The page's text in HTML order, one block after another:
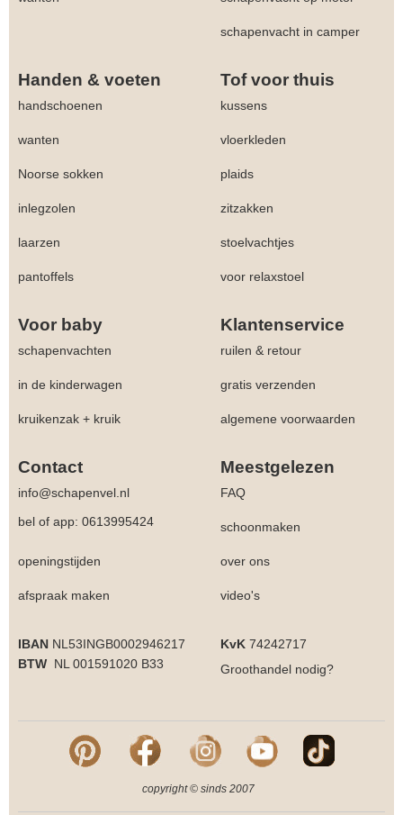
schapenvacht in camper
Handen & voeten Tof voor thuis
handschoenen kussens
wanten vloerkleden
Noorse sokken plaids
inlegzolen zitzakken
laarzen stoelvachtjes
pantoffels voor relaxstoel
Voor baby Klantenservice
schapenvachten ruilen & retour
in de kinderwagen gratis verzenden
kruikenzak + kruik algemene voorwaarden
Contact Meestgelezen
info@schapenvel.nl
FAQ
bel of app: 0613995424
schoonmaken
openingstijden over ons
afspraak maken video's
IBAN NL53INGB0002946217 KvK 74242717
BTW NL 001591020 B33 Groothandel nodig?
copyright © sinds 2007